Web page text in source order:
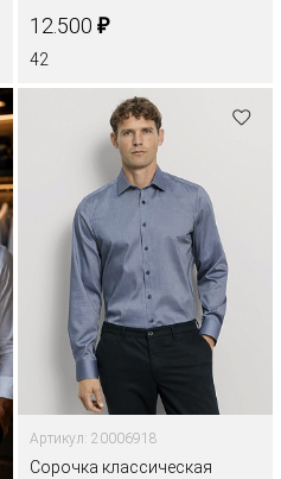
12.500 ₽
42
Артикул: 20006918
Сорочка классическая